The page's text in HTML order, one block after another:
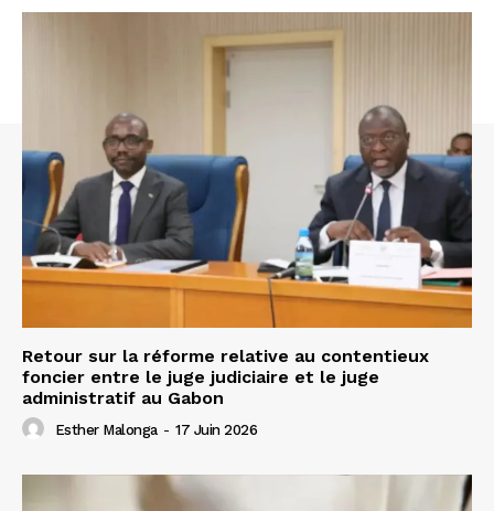
Retour sur la réforme relative au contentieux
foncier entre le juge judiciaire et le juge
administratif au Gabon
Esther Malonga - 17 Juin 2026